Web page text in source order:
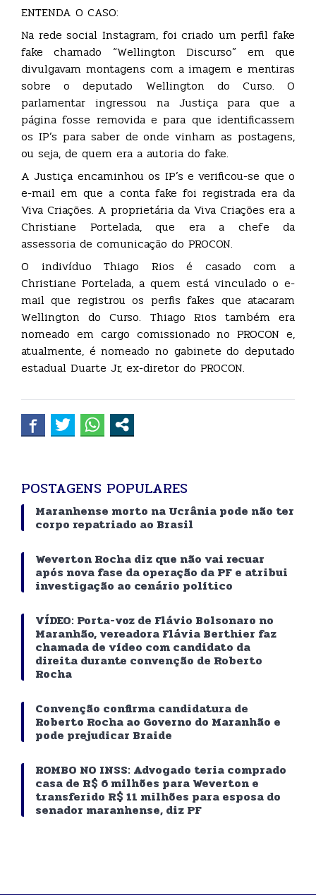
ENTENDA O CASO:
Na rede social Instagram, foi criado um perfil fake
fake chamado “Wellington Discurso” em que
divulgavam montagens com a imagem e mentiras
sobre o deputado Wellington do Curso. O
parlamentar ingressou na Justiça para que a
página fosse removida e para que identificassem
os IP’s para saber de onde vinham as postagens,
ou seja, de quem era a autoria do fake.
A Justiça encaminhou os IP’s e verificou-se que o
e-mail em que a conta fake foi registrada era da
Viva Criações. A proprietária da Viva Criações era a
Christiane Portelada, que era a chefe da
assessoria de comunicação do PROCON.
O indivíduo Thiago Rios é casado com a
Christiane Portelada, a quem está vinculado o e-
mail que registrou os perfis fakes que atacaram
Wellington do Curso. Thiago Rios também era
nomeado em cargo comissionado no PROCON e,
atualmente, é nomeado no gabinete do deputado
estadual Duarte Jr, ex-diretor do PROCON.
POSTAGENS POPULARES
Maranhense morto na Ucrânia pode não ter
corpo repatriado ao Brasil
Weverton Rocha diz que não vai recuar
após nova fase da operação da PF e atribui
investigação ao cenário político
VÍDEO: Porta-voz de Flávio Bolsonaro no
Maranhão, vereadora Flávia Berthier faz
chamada de vídeo com candidato da
direita durante convenção de Roberto
Rocha
Convenção confirma candidatura de
Roberto Rocha ao Governo do Maranhão e
pode prejudicar Braide
ROMBO NO INSS: Advogado teria comprado
casa de R$ 6 milhões para Weverton e
transferido R$ 11 milhões para esposa do
senador maranhense, diz PF